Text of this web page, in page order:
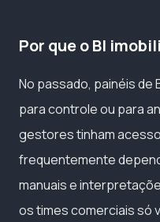
Por que o BI
No passado, painéis de
para controle ou para
gestores tinham
frequentemente
manuais e
os times comerciais só